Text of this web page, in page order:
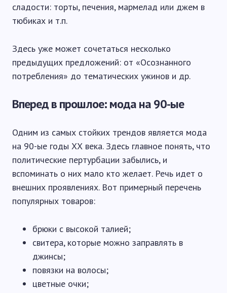
сладости: торты, печения, мармелад или джем в
тюбиках и т.п.
Здесь уже может сочетаться несколько
предыдущих предложений: от «Осознанного
потребления» до тематических ужинов и др.
Вперед в прошлое: мода на 90-ые
Одним из самых стойких трендов является мода
на 90-ые годы ХХ века. Здесь главное понять, что
политические пертурбации забылись, и
вспоминать о них мало кто желает. Речь идет о
внешних проявлениях. Вот примерный перечень
популярных товаров:
брюки с высокой талией;
свитера, которые можно заправлять в
джинсы;
повязки на волосы;
цветные очки;